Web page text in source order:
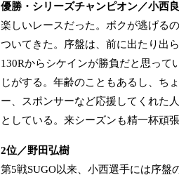
優勝・シリーズチャンピオン／小西
楽しいレースだった。ボクが逃げる
ついてきた。序盤は、前に出たり出
130Rからシケインが勝負だと思って
じがする。年齢のこともあるし、ち
ー、スポンサーなど応援してくれた
としている。来シーズンも精一杯頑
2位／野田弘樹
第5戦SUGO以来、小西選手には序